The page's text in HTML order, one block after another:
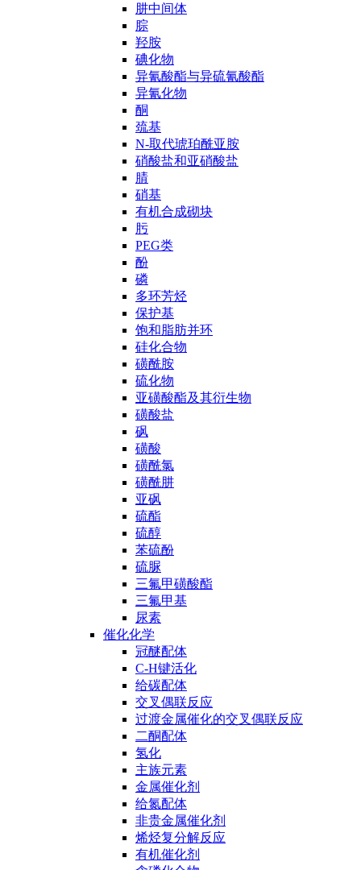
肼中间体
腙
羟胺
碘化物
异氰酸酯与异硫氰酸酯
异氰化物
酮
巯基
N-取代琥珀酰亚胺
硝酸盐和亚硝酸盐
腈
硝基
有机合成砌块
肟
PEG类
酚
磷
多环芳烃
保护基
饱和脂肪并环
硅化合物
磺酰胺
硫化物
亚磺酸酯及其衍生物
磺酸盐
砜
磺酸
磺酰氯
磺酰肼
亚砜
硫酯
硫醇
苯硫酚
硫脲
三氟甲磺酸酯
三氟甲基
尿素
催化化学
冠醚配体
C-H键活化
给碳配体
交叉偶联反应
过渡金属催化的交叉偶联反应
二酮配体
氢化
主族元素
金属催化剂
给氮配体
非贵金属催化剂
烯烃复分解反应
有机催化剂